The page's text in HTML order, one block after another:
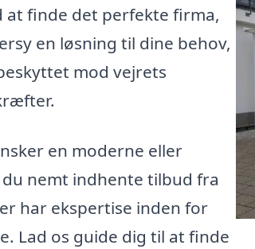
finde det perfekte firma,
en løsning til dine behov,
mod vejrets
en moderne eller
du nemt indhente tilbud fra
har ekspertise inden for
Lad os guide dig til at finde